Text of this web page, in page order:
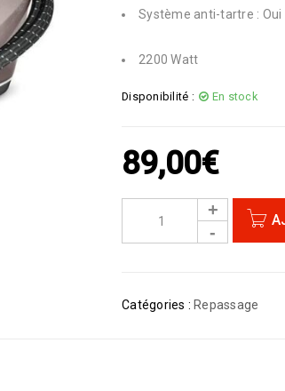
Système anti-tartre : Oui
2200 Watt
Disponibilité : En stock
89,00€
Catégories : Repassage